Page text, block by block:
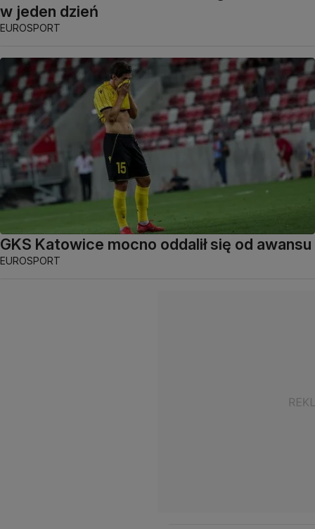
w jeden dzień
EUROSPORT
GKS Katowice mocno oddalił się od awansu
EUROSPORT